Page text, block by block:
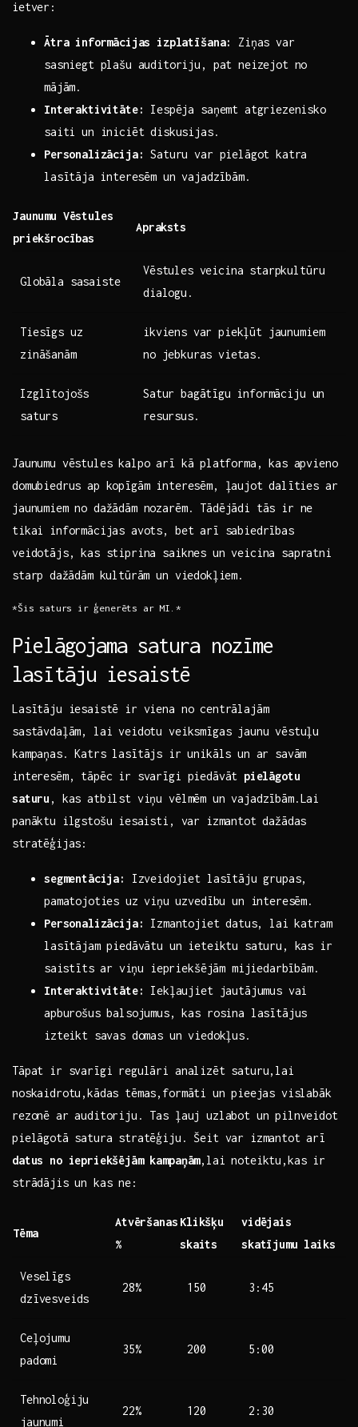
ietver:
Ātra informācijas izplatīšana:
Ziņas var
sasniegt plašu auditoriju, pat neizejot no
mājām.
Interaktivitāte:
Iespēja​ saņemt atgriezenisko
saiti un ‍iniciēt diskusijas.
Personalizācija: Saturu var pielāgot katra
lasītāja⁢ interesēm un vajadzībām.
Jaunumu Vēstules
priekšrocības
Apraksts
Globāla sasaiste
Vēstules veicina starpkultūru
dialogu.
Tiesīgs ‌uz
zināšanām
ikviens var piekļūt jaunumiem
no‌ jebkuras vietas.
Izglītojošs
saturs
Satur bagātīgu ⁢informāciju un
resursus.
Jaunumu vēstules kalpo arī kā ⁤platforma, kas apvieno
domubiedrus ap kopīgām interesēm, ļaujot ⁢dalīties ar
jaunumiem no dažādām nozarēm. Tādējādi tās ir ne
tikai informācijas avots, bet arī sabiedrības
‌veidotājs, kas stiprina saiknes un veicina sapratni
starp ⁣dažādām kultūrām un viedokļiem.
*Šis saturs⁤ ir ģenerēts ⁢ar MI.*
Pielāgojama⁣ satura nozīme
lasītāju iesaistē
Lasītāju iesaistē ir viena no centrālajām
sastāvdaļām, lai veidotu veiksmīgas jaunu vēstuļu‌
kampaņas. Katrs ‌lasītājs ⁢ir unikāls un ar ​savām
interesēm, tāpēc ir svarīgi piedāvāt⁢ pielāgotu
saturu , kas atbilst viņu vēlmēm ‌un‍ vajadzībām.Lai
panāktu‍ ilgstošu ⁣iesaisti, var izmantot dažādas
stratēģijas:
segmentācija:
Izveidojiet lasītāju grupas,
pamatojoties uz viņu ⁣uzvedību un interesēm.
Personalizācija:
Izmantojiet ⁢datus, lai katram
lasītājam piedāvātu un ieteiktu saturu, kas ir
⁣saistīts ⁣ar viņu iepriekšējām​ mijiedarbībām.
Interaktivitāte:
Iekļaujiet jautājumus vai
apburošus balsojumus, kas rosina​ lasītājus
izteikt ‍savas domas un viedokļus.
Tāpat ir svarīgi regulāri analizēt saturu,lai
noskaidrotu,kādas tēmas,formāti un⁤ pieejas vislabāk
rezonē ar auditoriju. Tas ļauj uzlabot un‌ pilnveidot
‌pielāgotā satura stratēģiju. Šeit‌ var izmantot arī
datus no iepriekšējām kampaņām,lai‍ noteiktu,kas ir
strādājis un ​kas ne:
Tēma
Atvēršanas
‌%
Klikšķu
skaits
vidējais
skatījumu laiks
Veselīgs
dzīvesveids
28% 150 3:45
Ceļojumu
padomi
35% 200 5:00
Tehnoloģiju
jaunumi
22% 120 2:30